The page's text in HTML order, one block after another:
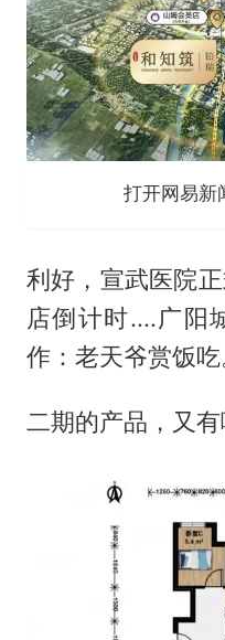
打开网易新
利好，宣武医院
店倒计时....广阳
作：老天爷赏饭吃
二期的产品，又有